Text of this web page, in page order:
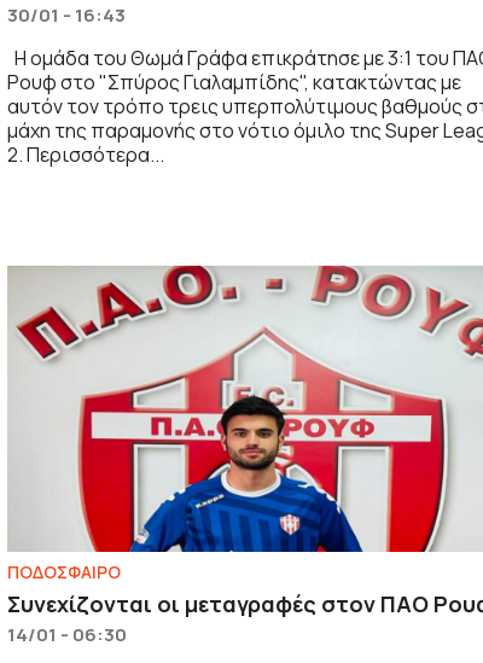
30/01 - 16:43
Η ομάδα του Θωμά Γράφα επικράτησε με 3:1 του
Ρουφ στο "Σπύρος Γιαλαμπίδης", κατακτώντας με
αυτόν τον τρόπο τρεις υπερπολύτιμους βαθμούς
μάχη της παραμονής στο νότιο όμιλο της Super
2. Περισσότερα...
ΠΟΔΟΣΦΑΙΡΟ
Συνεχίζονται οι μεταγραφές στον ΠΑΟ
14/01 - 06:30